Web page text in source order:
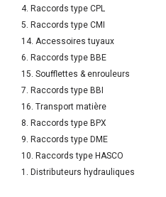
4. Raccords type CPL
5. Raccords type CMI
14. Accessoires tuyaux
6. Raccords type BBE
15. Soufflettes & enrouleurs
7. Raccords type BBI
16. Transport matière
8. Raccords type BPX
9. Raccords type DME
10. Raccords type HASCO
1. Distributeurs hydrauliques